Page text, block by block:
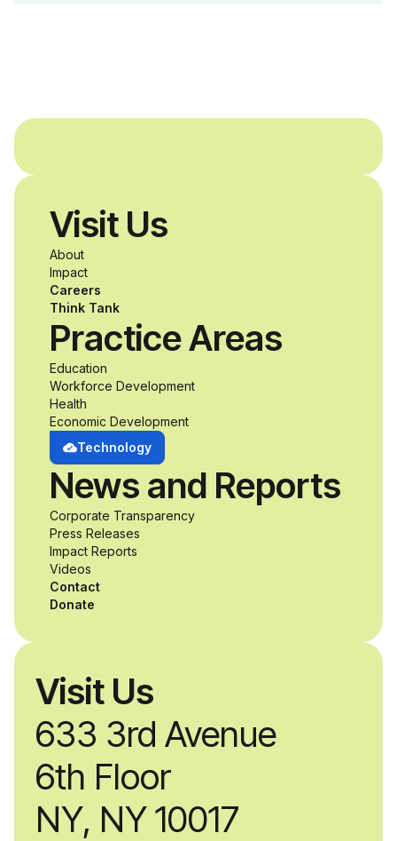
disabilities who share
a passion for
accessibility and
inclusive design an
unprecedented
opportunity to
develop adaptive
product solutions
while working
alongside industry
professionals.
Visit Us
633 3rd Avenue
6th Floor
NY, NY 10017
Visit Us
About
Impact
Careers
Think Tank
Practice Areas
Education
Workforce Development
Health
Economic Development
Technology
News and Reports
Corporate Transparency
Press Releases
Impact Reports
Videos
Contact
Donate